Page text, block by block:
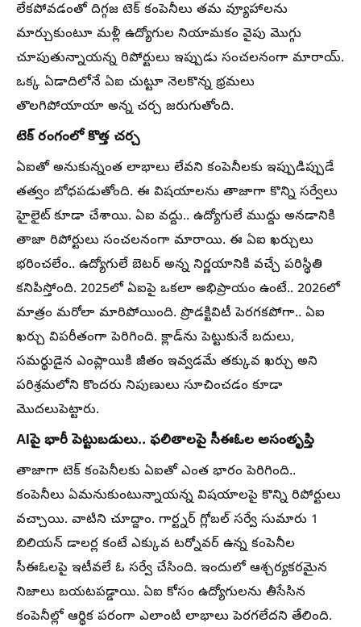
లేకపోవడంతో దిగ్గజ టెక్ కంపెనీలు తమ వ్యూహాలను
మార్చుకుంటూ మళ్లీ ఉద్యోగుల నియామకం వైపు మొగ్గు
చూపుతున్నాయన్న రిపోర్టులు ఇప్పుడు సంచలనంగా మారాయ్.
ఒక్క ఏడాదిలోనే ఏఐ చుట్టూ నెలకొన్న భ్రమలు
తొలగిపోయాయా అన్న చర్చ జరుగుతోంది.
టెక్ రంగంలో కొత్త చర్చ
ఏఐతో అనుకున్నంత లాభాలు లేవని కంపెనీలకు ఇప్పుడిప్పుడే
తత్వం బోధపడుతోంది. ఈ విషయాలను తాజాగా కొన్ని సర్వేలు
హైలైట్ కూడా చేశాయి. ఏఐ వద్దు.. ఉద్యోగులే ముద్దు అనడానికి
తాజా రిపోర్టులు సంచలనంగా మారాయి. ఈ ఏఐ ఖర్చులు
భరించలేం.. ఉద్యోగులే బెటర్ అన్న నిర్ణయానికి వచ్చే పరిస్థితి
కనిపిస్తోంది. 2025లో ఏఐపై ఒకలా అభిప్రాయం ఉంటే.. 2026లో
మాత్రం మరోలా మారిపోయింది. ప్రొడక్టివిటీ పెరగకపోగా.. ఏఐ
ఖర్చు విపరీతంగా పెరిగింది. క్లాడ్‌ను పెట్టుకునే బదులు,
సమర్థుడైన ఎంప్లాయికి జీతం ఇవ్వడమే తక్కువ ఖర్చు అని
పరిశ్రమలోని కొందరు నిపుణులు సూచించడం కూడా
మొదలుపెట్టారు.
AIపై భారీ పెట్టుబడులు.. ఫలితాలపై సీఈఓల అసంతృప్తి
తాజాగా టెక్ కంపెనీలకు ఏఐతో ఎంత భారం పెరిగింది..
కంపెనీలు ఏమనుకుంటున్నాయన్న విషయాలపై కొన్ని రిపోర్టులు
వచ్చాయి. వాటిని చూద్దాం. గార్ట్నర్ గ్లోబల్ సర్వే సుమారు 1
బిలియన్ డాలర్ల కంటే ఎక్కువ టర్నోవర్ ఉన్న కంపెనీల
సీఈఓలపై ఇటీవలే ఓ సర్వే చేసింది. ఇందులో ఆశ్చర్యకరమైన
నిజాలు బయటపడ్డాయి. ఏఐ కోసం ఉద్యోగులను తీసేసిన
కంపెనీల్లో ఆర్థిక పరంగా ఎలాంటి లాభాలు పెరగలేదని తేలింది.